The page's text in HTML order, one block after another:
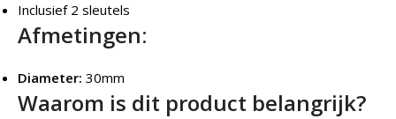
Inclusief 2 sleutels
Afmetingen:
Diameter: 30mm
Waarom is dit product belangrijk?